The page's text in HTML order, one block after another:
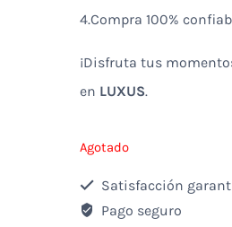
4.Compra 100%
¡Disfruta tus
en LUXUS.
Agotado
Satisfacción
Pago seguro